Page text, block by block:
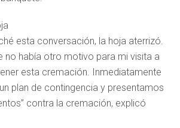
esta conversación, la hoja aterrizó.
no había otro motivo para mi visita a
esta cremación. Inmediatamente
plan de contingencia y presentamos
contra la cremación, explicó